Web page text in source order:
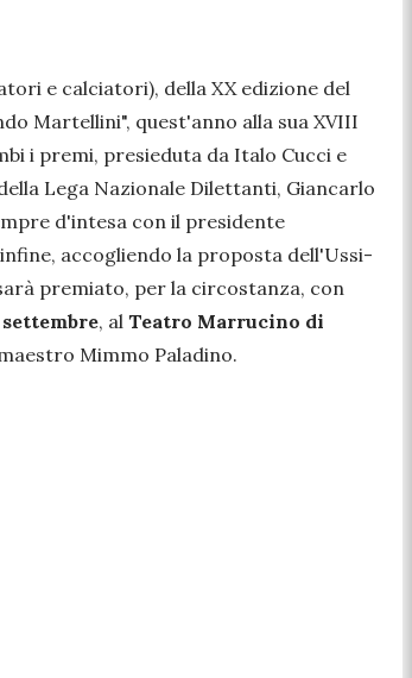
e calciatori), della XX edizione del
Martellini", quest'anno alla sua XVIII
i premi, presieduta da Italo Cucci e
Lega Nazionale Dilettanti, Giancarlo
d'intesa con il presidente
accogliendo la proposta dell'Ussi-
premiato, per la circostanza, con
, al Teatro Marrucino di
Mimmo Paladino.